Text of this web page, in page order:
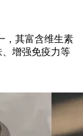
，其富含维生素
增强免疫力等